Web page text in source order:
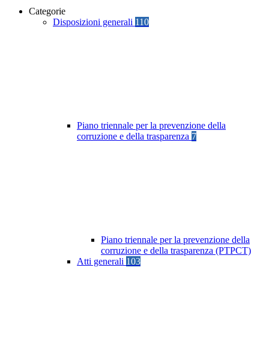
Categorie
Disposizioni generali 110
Piano triennale per la prevenzione della
corruzione e della trasparenza 7
Piano triennale per la prevenzione della
corruzione e della trasparenza (PTPCT)
Atti generali 103